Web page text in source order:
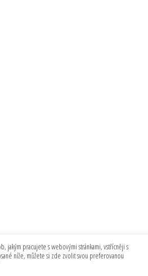
jakým pracujete s webovými stránkami, vstřícněji s
níže, můžete si zde zvolit svou preferovanou